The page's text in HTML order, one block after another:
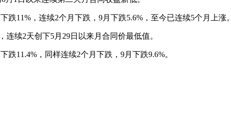
11%，连续2个月下跌，9月下跌5.6%，至今已连续5个月上涨。
连续2天创下5月29日以来月合同价最低值。
11.4%，同样连续2个月下跌，9月下跌9.6%。